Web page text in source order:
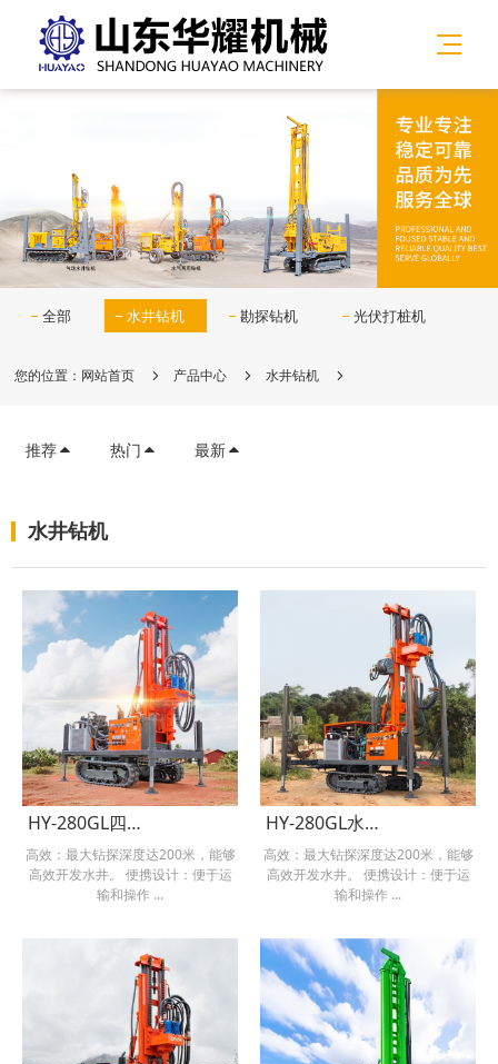
全部 水井钻机 勘探钻机 光伏打桩机
您的位置： 网站首页 产品中心 水井钻机
推荐 热门 最新
水井钻机
HY-280GL四缸履带水气两用钻机
高效：最大钻探深度达200米，能够
高效开发水井。 便携设计：便于运
输和操作 ...
HY-280GL水气两用钻机高支腿
高效：最大钻探深度达200米，能够
高效开发水井。 便携设计：便于运
输和操作 ...